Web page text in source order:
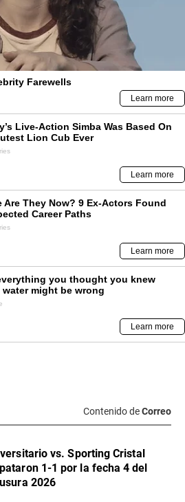
Contenido deCorreo
vs. Sporting Cristal
1-1 por la fecha 4 del
2026